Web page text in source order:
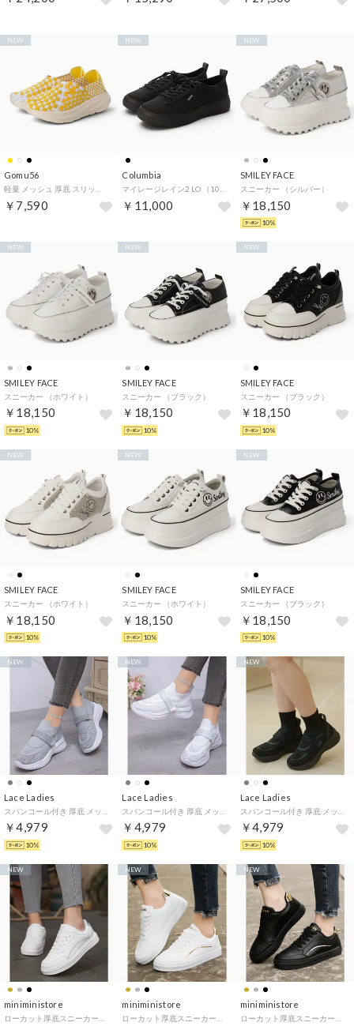
Gomu56
￥7,590
NEW
Columbia
￥11,000
NEW
SMILEY FACE
スニーカー （シルバー）
￥18,150
NEW
10%
SMILEY FACE
スニーカー （ホワイト）
￥18,150
NEW
10%
SMILEY FACE
スニーカー （ブラック）
￥18,150
NEW
10%
SMILEY FACE
スニーカー （ブラック）
￥18,150
NEW
10%
SMILEY FACE
スニーカー （ホワイト）
￥18,150
NEW
10%
SMILEY FACE
スニーカー （ホワイト）
￥18,150
NEW
10%
SMILEY FACE
スニーカー （ブラック）
￥18,150
NEW
10%
Lace Ladies
￥4,979
NEW
10%
Lace Ladies
￥4,979
NEW
10%
Lace Ladies
￥4,979
NEW
10%
miniministore
NEW
miniministore
NEW
miniministore
NEW